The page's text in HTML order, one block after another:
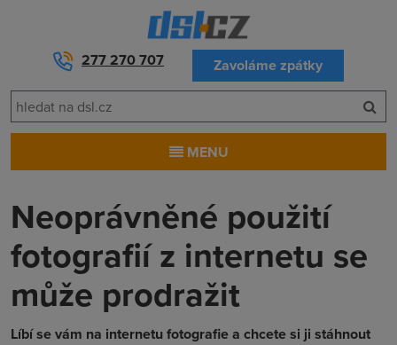
277 270 707 Zavoláme zpátky
MENU
Neoprávněné použití
fotografií z internetu se
může prodražit
Líbí se vám na internetu fotografie a chcete si ji stáhnout